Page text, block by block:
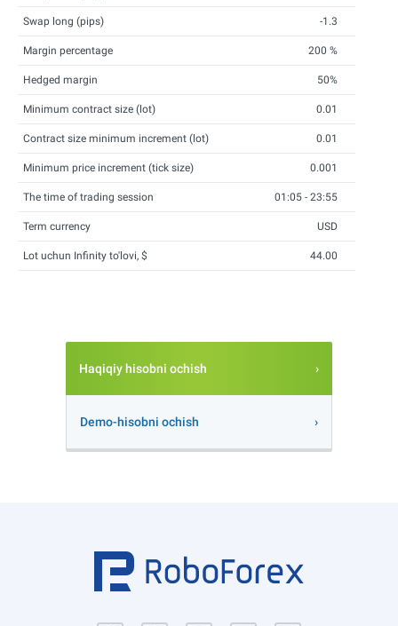
Swap long (pips) -1.3
Margin percentage 200 %
Hedged margin 50%
Minimum contract size (lot) 0.01
Contract size minimum increment (lot) 0.01
Minimum price increment (tick size) 0.001
The time of trading session 01:05 - 23:55
Term currency USD
Lot uchun Infinity to'lovi, $ 44.00
Haqiqiy hisobni ochish
Demo-hisobni ochish